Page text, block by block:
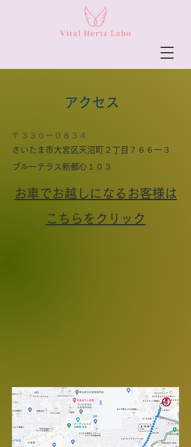
アクセス
〒３３０ー０８３４
さいたま市大宮区天沼町２丁目７６６ー３
ブルーテラス新都心１０３
お車でお越しになるお客様は
こちらをクリック